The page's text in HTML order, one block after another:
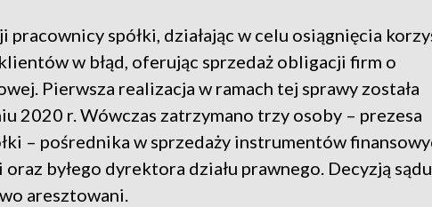
pracownicy spółki, działając w celu osiągnięcia
w błąd, oferując sprzedaż obligacji firm o
Pierwsza realizacja w ramach tej sprawy została
2020 r. Wówczas zatrzymano trzy osoby – prezesa
– pośrednika w sprzedaży instrumentów
oraz byłego dyrektora działu prawnego. Decyzją sądu
aresztowani.